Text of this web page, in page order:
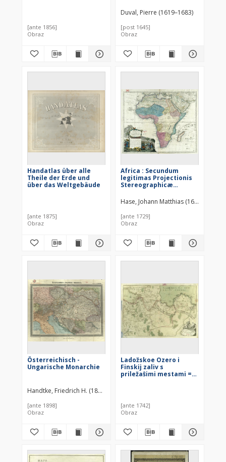
[ante 1856]
Obraz
Duval, Pierre (1619–1683)
[post 1645]
Obraz
Handatlas über alle
Theile der Erde und
über das Weltgebäude
[ante 1875]
Obraz
Africa : Secundum
legitimas Projectionis
Stereographicæ
recentissimas
relationes et
observationes in
subsidium vocatis
quoque veterum Leonis
Geographi [...]
Hase, Johann Matthias (1684–1742)
[ante 1729]
Obraz
Österreichisch -
Ungarische Monarchie
Handtke, Friedrich H. (1815–1879)
[ante 1898]
Obraz
Ladožskoe Ozero i
Finskij zaliv s
priležaŝimi mestami =
adiacentibus
Regionibus
[ante 1742]
Obraz